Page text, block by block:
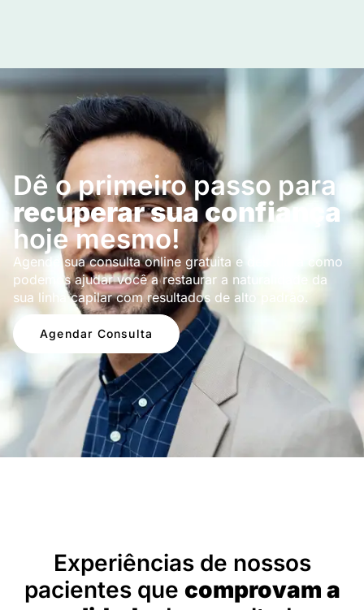
Dê o primeiro passo para
recuperar sua confiança
hoje mesmo!
Agende sua consulta online gratuita e descubra como
podemos ajudar você a restaurar a naturalidade da
sua linha capilar com resultados de alto padrão.
Agendar Consulta
Experiências de nossos
pacientes que comprovam a